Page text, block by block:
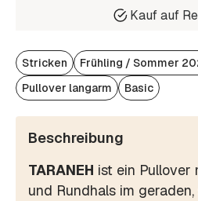
Kauf auf
Stricken Frühling / Sommer
Pullover langarm
Basic
Beschreibung
TARANEH ist ein Pullover
und Rundhals im